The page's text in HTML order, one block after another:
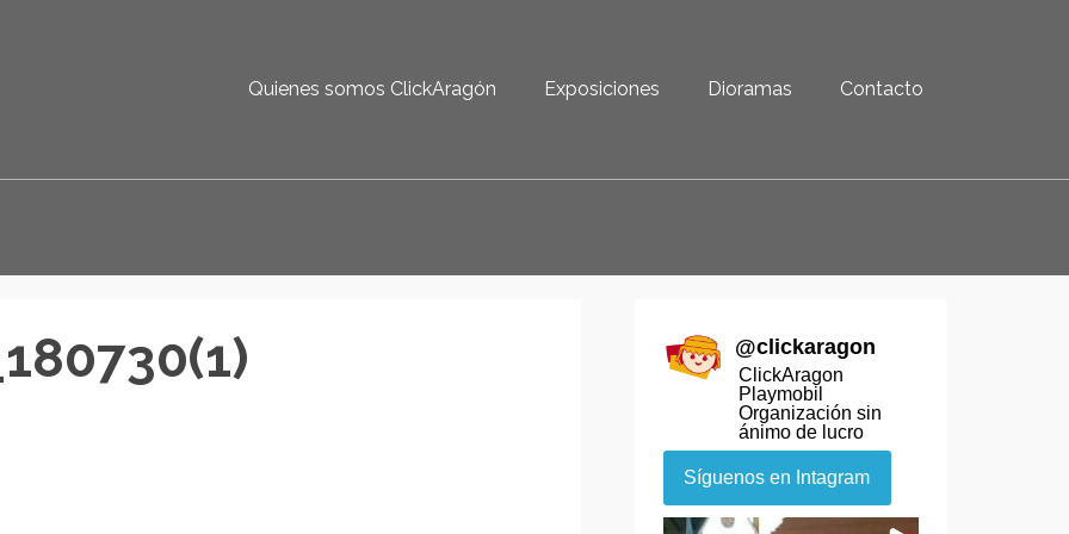
Quienes somos ClickAragón Exposiciones Dioramas Contacto
@clickaragon
ClickAragon
Playmobil
Organización sin
ánimo de lucro
Síguenos en Intagram